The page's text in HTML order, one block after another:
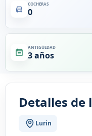
COCHERAS
0
ANTIGÜEDAD
3 años
Detalles de
Lurin